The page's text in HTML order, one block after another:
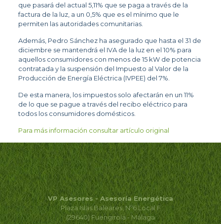
que pasará del actual 5,11% que se paga a través de la
factura de la luz, a un 0,5% que es el mínimo que le
permiten las autoridades comunitarias.
Además, Pedro Sánchez ha asegurado que hasta el 31 de
diciembre se mantendrá el IVA de la luz en el 10% para
aquellos consumidores con menos de 15 kW de potencia
contratada y la suspensión del Impuesto al Valor de la
Producción de Energía Eléctrica (IVPEE) del 7%.
De esta manera, los impuestos solo afectarán en un 11%
de lo que se pague a través del recibo eléctrico para
todos los consumidores domésticos.
Para más información consultar artículo original
VP Asesores - Asesoría Energética
Plaza Islas Baleares, Nº6 Local F
(29640) Fuengirola - Málaga